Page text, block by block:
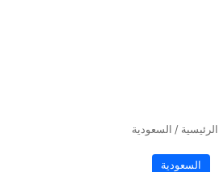
الرئيسية / السعودية
السعودية